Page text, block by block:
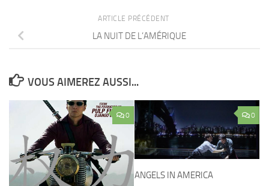
ARTICLE PRÉCÉDENT
LA NUIT DE L’AMÉRIQUE
VOUS AIMEREZ AUSSI...
0 0
ANGELS IN AMERICA